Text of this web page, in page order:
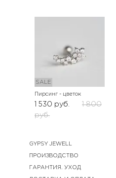
SALE
Пирсинг - цветок
1 530 руб.
1 800
руб.
GYPSY JEWELL
ПРОИЗВОДСТВО
ГАРАНТИЯ. УХОД